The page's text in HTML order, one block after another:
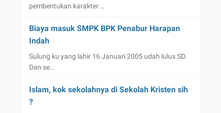
pembentukan karakter …
Biaya masuk SMPK BPK Penabur Harapan
Indah
Sulung ku yang lahir 16 Januari 2005 udah lulus SD.
Dan se…
Islam, kok sekolahnya di Sekolah Kristen sih
?